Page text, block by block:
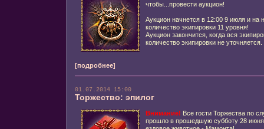
чтобы...провести аукцион!
Аукцион начнется в 12:00 9 июля и на
количество экипировки 11 уровня!
Аукцион закончится, когда вся
количество экипировки не уточняется.
[подробнее]
01.07.2014 15:00
Торжество: эпилог
Внимание! Все гости Торжества по
прошло в прошедшую субботу 28